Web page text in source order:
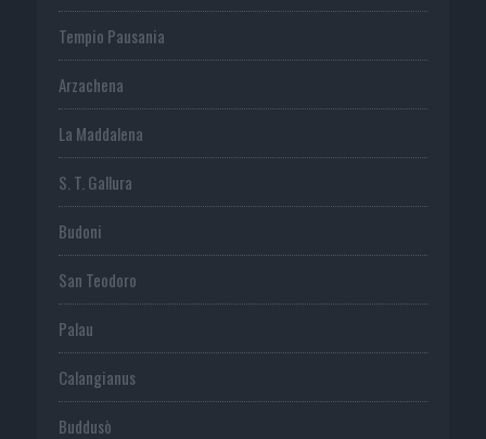
Tempio Pausania
Arzachena
La Maddalena
S. T. Gallura
Budoni
San Teodoro
Palau
Calangianus
Buddusò